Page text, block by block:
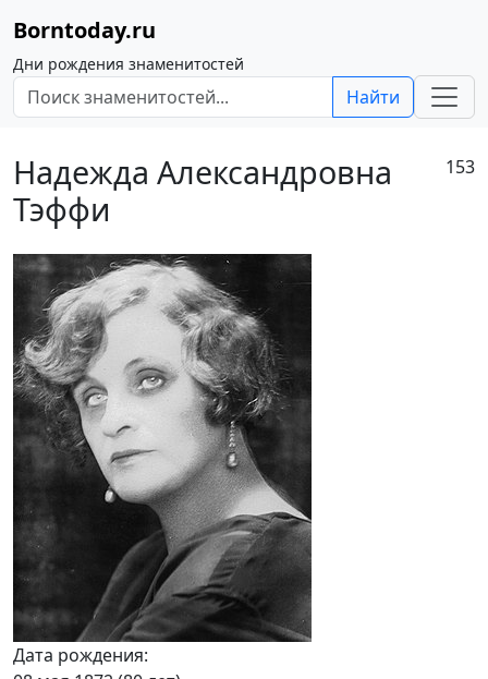
Borntoday.ru
Дни рождения знаменитостей
Найти
Надежда Александровна
Тэффи
153
Дата рождения: